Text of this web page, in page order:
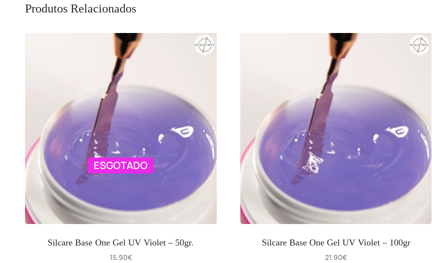
Produtos Relacionados
ESGOTADO
Silcare Base One Gel UV Violet – 50gr.
15.90€
Silcare Base One Gel UV Violet – 100gr
21.90€